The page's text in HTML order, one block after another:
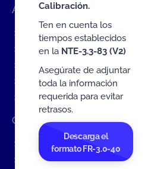
Accesos rápidos
Eventos
Tarifas MIT
Servicios de ONAC
Acredítate con ONAC
Documentos
Contratación de Bienes y
Contratación de bienes y
Procesos en curso
Calibración.
Ten en cuenta los
tiempos establecidos
en la NTE-3.3-83 (V2)
Asegúrate de adjuntar
toda la información
requerida para evitar
retrasos.
Descarga el
formato FR-3.0-40